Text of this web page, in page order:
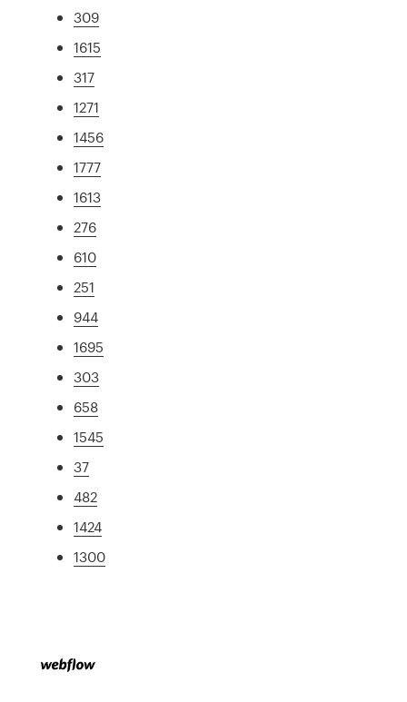
309
1615
317
1271
1456
1777
1613
276
610
251
944
1695
303
658
1545
37
482
1424
1300